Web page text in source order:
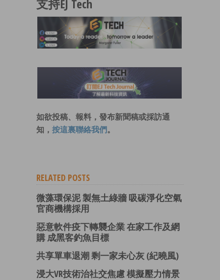
支持EJ Tech
如欲投稿、報料，發布新聞稿或採訪通
知， 按這裏聯絡我們 。
RELATED POSTS
微藻環保泥 製無土綠牆 吸碳淨化空氣
官商機構採用
惡意軟件疫下轉襲企業 在家工作及網
購 成黑客釣魚目標
共享單車退潮 剩一家未心灰 (紀曉風)
浸大VR技術治社交焦慮 模擬壓力情景